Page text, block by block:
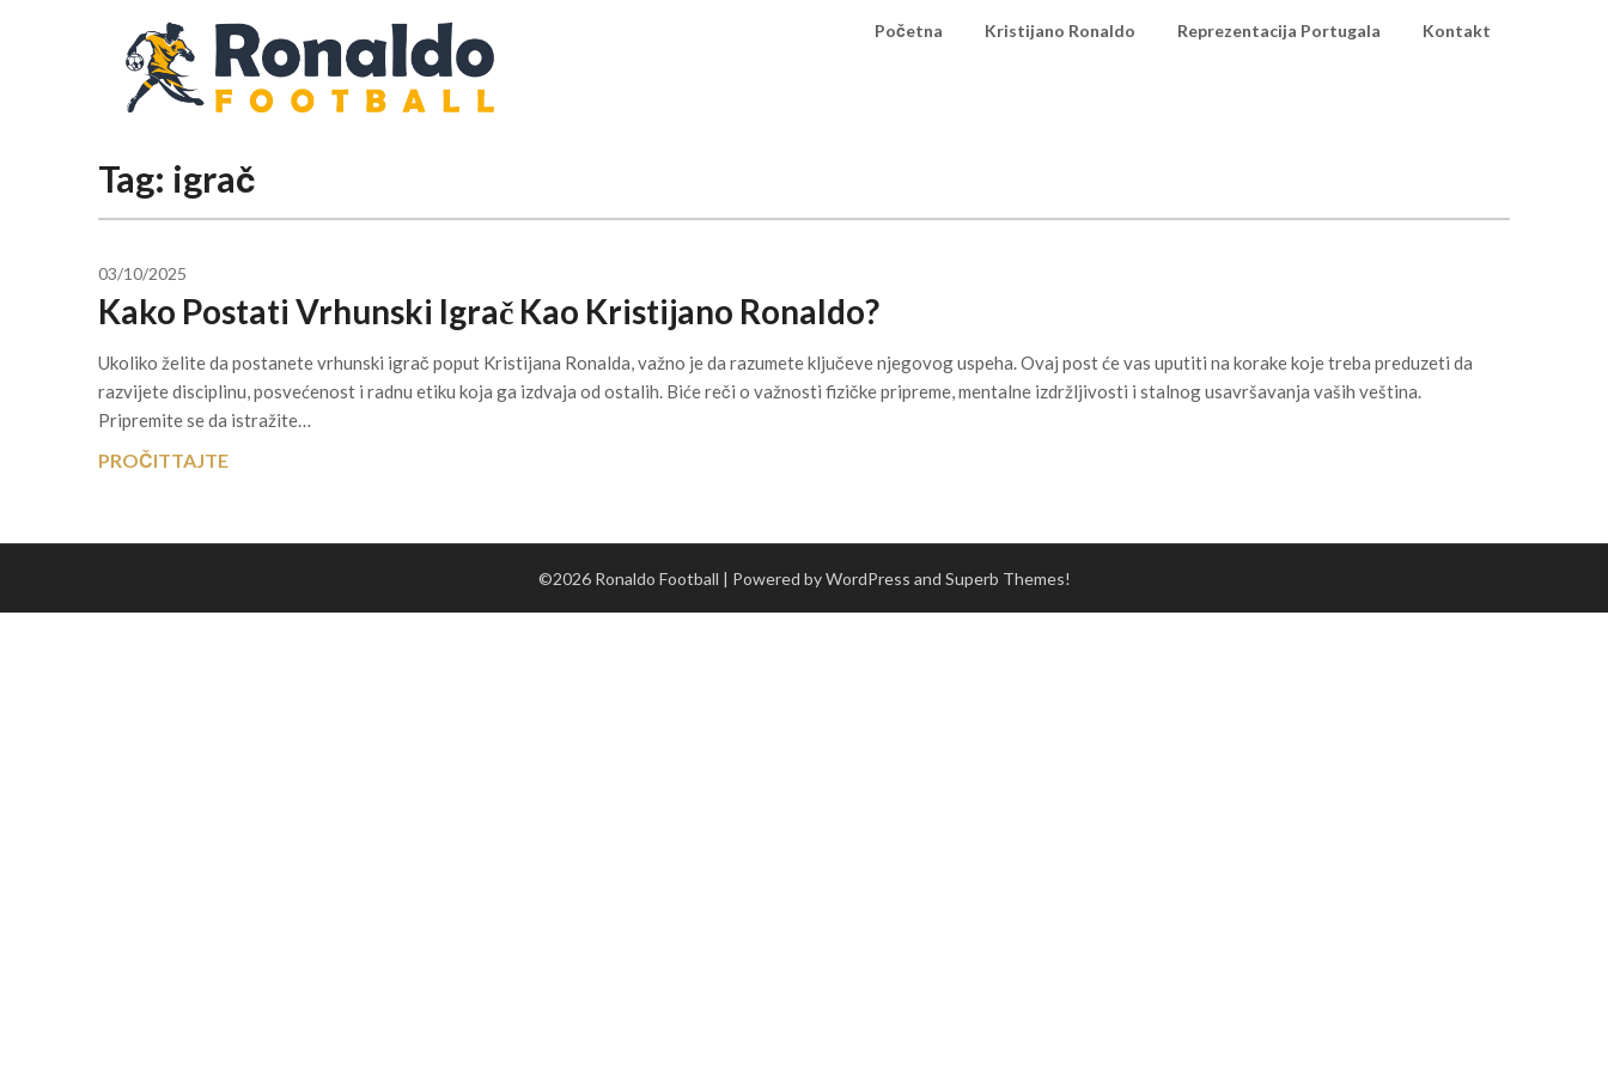
Početna Kristijano Ronaldo Reprezentacija Portugala Kontakt
Tag: igrač
03/10/2025
Kako Postati Vrhunski Igrač Kao Kristijano Ronaldo?
Ukoliko želite da postanete vrhunski igrač poput Kristijana Ronalda, važno je da razumete ključeve njegovog uspeha. Ovaj post će vas uputiti na korake koje treba preduzeti da
razvijete disciplinu, posvećenost i radnu etiku koja ga izdvaja od ostalih. Biće reči o važnosti fizičke pripreme, mentalne izdržljivosti i stalnog usavršavanja vaših veština.
Pripremite se da istražite…
PROČITTAJTE
©2026 Ronaldo Football | Powered by WordPress and Superb Themes!